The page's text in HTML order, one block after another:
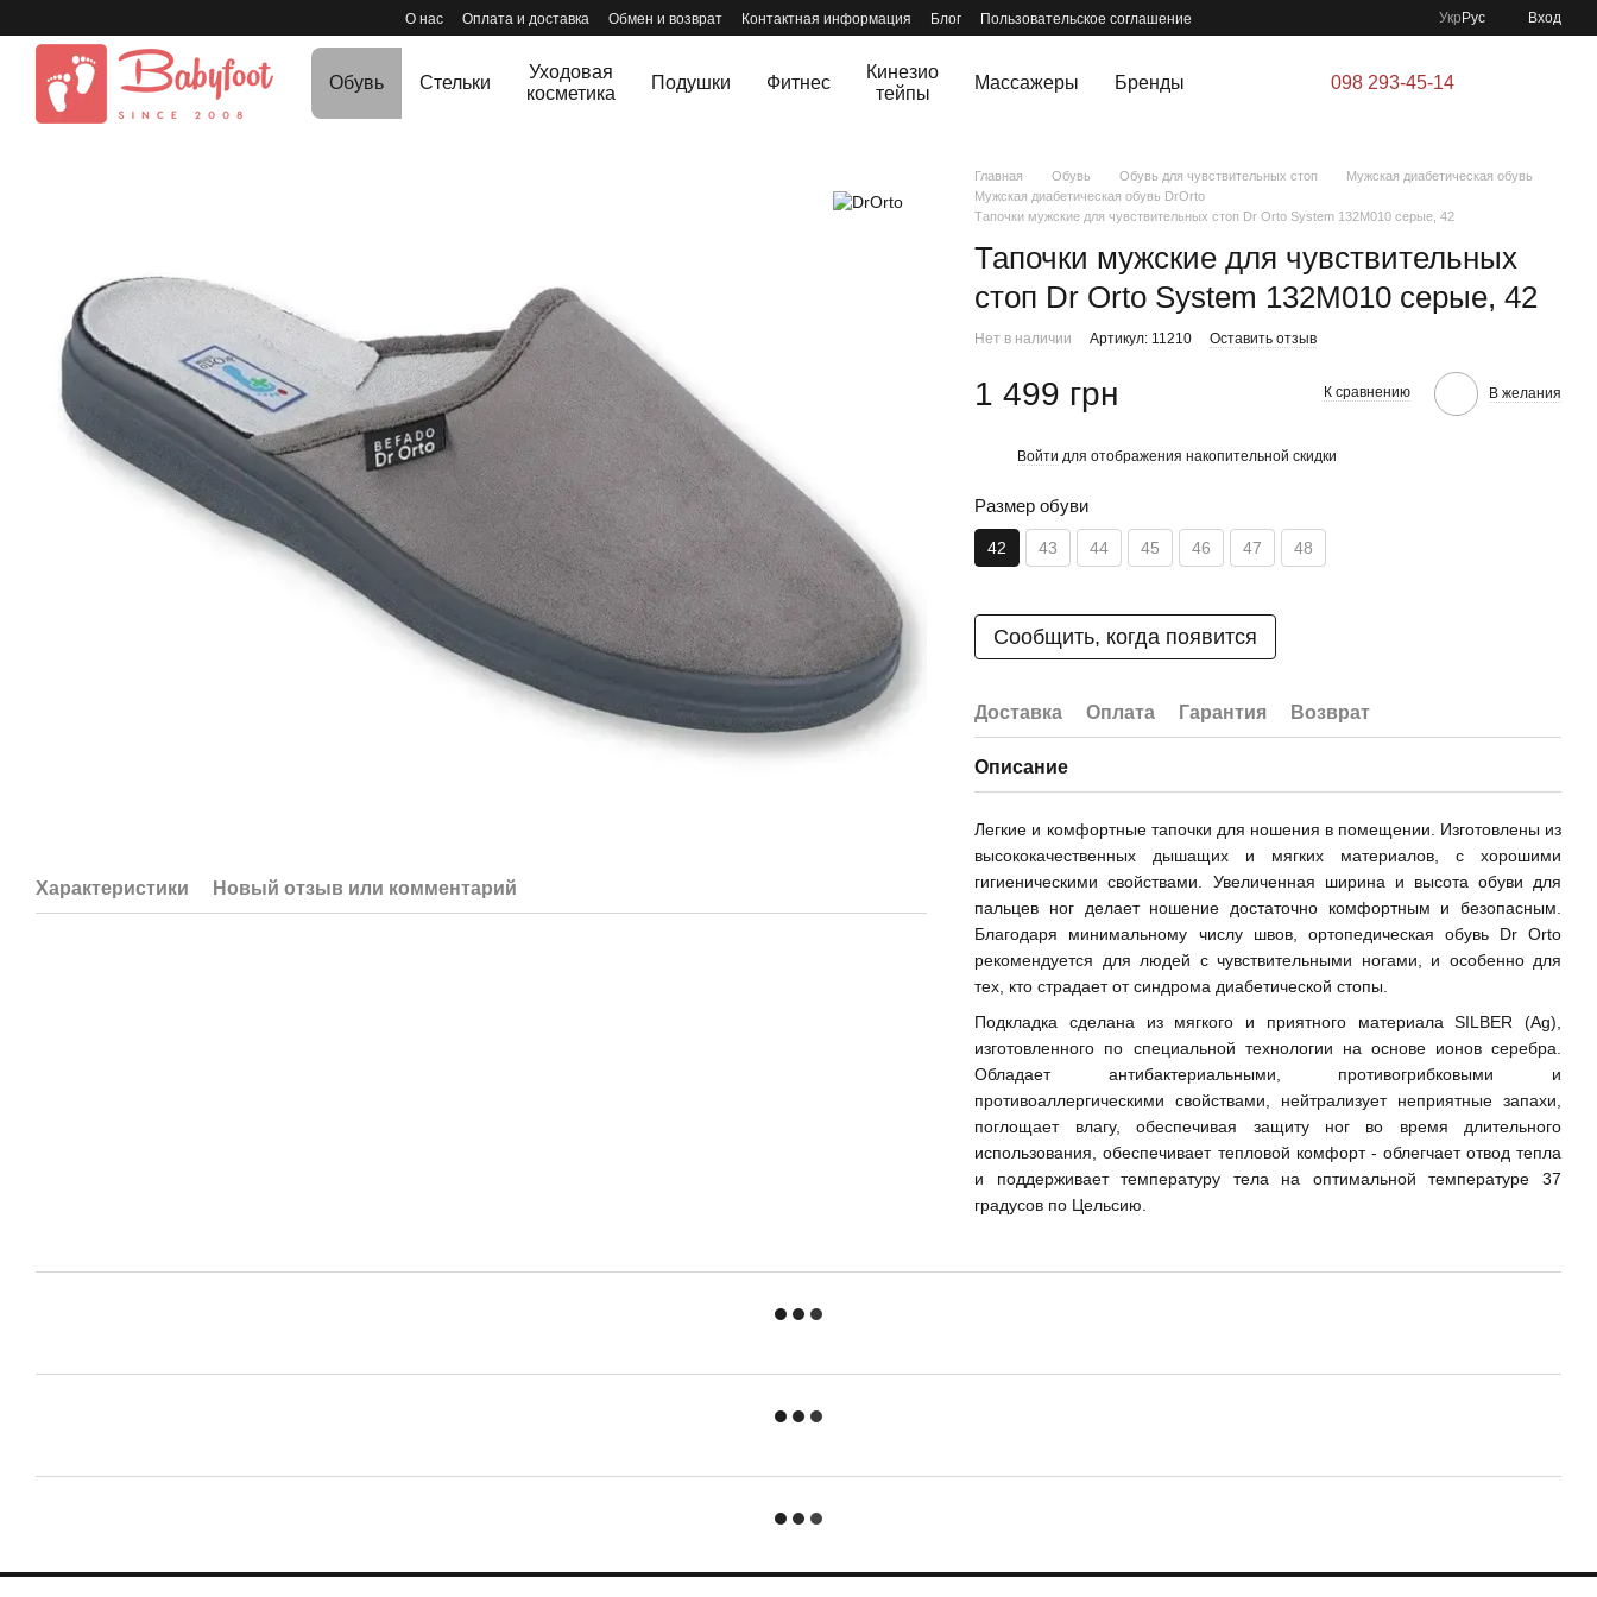
О нас Оплата и доставка Обмен и возврат Контактная информация Блог Пользовательское соглашение Укр Рус Вход
Обувь Стельки
Уходовая
косметика
Подушки Фитнес
Кинезио
тейпы
Массажеры Бренды 098 293-45-14
Характеристики Новый отзыв или комментарий
Главная Обувь Обувь для чувствительных стоп
Мужская диабетическая обувь
Мужская диабетическая обувь DrOrto
Тапочки мужские для чувствительных стоп Dr Orto System 132M010 серые, 42
Тапочки мужские для чувствительных
стоп Dr Orto System 132M010 серые, 42
Нет в наличии Артикул: 11210 Оставить отзыв
1 499 грн К сравнению В желания
Войти для отображения накопительной скидки
Размер обуви
42 43 44 45 46 47 48
Сообщить, когда появится
Доставка Оплата Гарантия Возврат
Описание
Легкие и комфортные тапочки для ношения в помещении. Изготовлены из
высококачественных дышащих и мягких материалов, с хорошими
гигиеническими свойствами. Увеличенная ширина и высота обуви для
пальцев ног делает ношение достаточно комфортным и безопасным.
Благодаря минимальному числу швов, ортопедическая обувь Dr Orto
рекомендуется для людей с чувствительными ногами, и особенно для
тех, кто страдает от синдрома диабетической стопы.
Подкладка сделана из мягкого и приятного материала SILBER (Ag),
изготовленного по специальной технологии на основе ионов серебра.
Обладает антибактериальными, противогрибковыми и
противоаллергическими свойствами, нейтрализует неприятные запахи,
поглощает влагу, обеспечивая защиту ног во время длительного
использования, обеспечивает тепловой комфорт - облегчает отвод тепла
и поддерживает температуру тела на оптимальной температуре 37
градусов по Цельсию.